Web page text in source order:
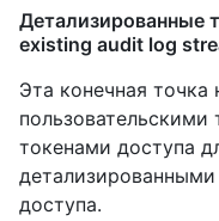
Детализированные
existing audit log
Эта конечная точка
токенами доступа
доступа.